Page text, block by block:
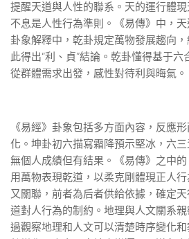
提醒天道與人性的聯系。天的運行體
不息是人性行為準則。《易傳》中，
卦象解釋中，乾卦規定萬物發展趨向
此得出“利、貞”結論。乾卦懂得基于六
從群體需求出發，感性對待利與晦氣。
《易經》卦象包括多方面內容，反應
化。坤卦初六描寫霜降預示堅冰，六
無個人成績但有結果。《易傳》之中的
用萬物表現乾道，以柔克剛體現正人
又關聯，前者為后者供給依據，確定
道對人行為的制約。地理與人文關系
過觀察地理和人文可以清楚時序變化